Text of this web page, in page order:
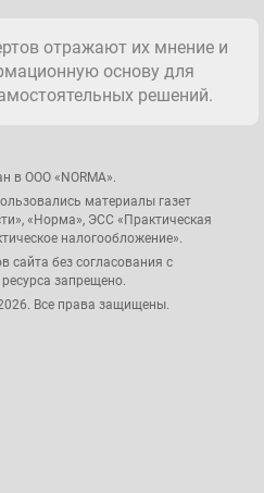
отражают их мнение и
основу для
решений.
в ООО «NORMA».
материалы газет
«Норма», ЭСС «Практическая
налогообложение».
сайта без согласования с
запрещено.
Все права защищены.